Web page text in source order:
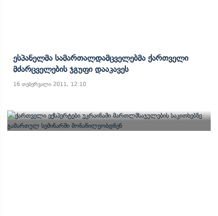
Ესპანელმა Სამართალდამცველებმა Ქართველი
Მძარცველების Ჯგუფი Დააკავეს
16 თებერვალი 2011, 12:10